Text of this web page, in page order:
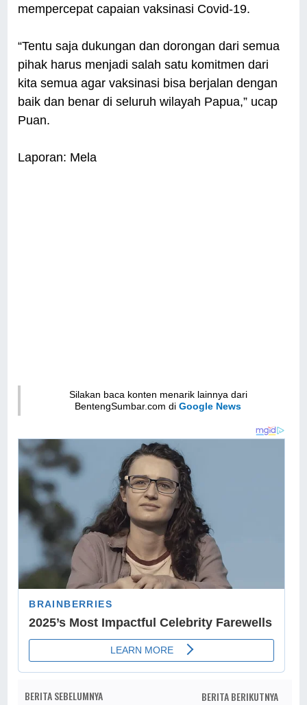
mempercepat capaian vaksinasi Covid-19.
“Tentu saja dukungan dan dorongan dari semua
pihak harus menjadi salah satu komitmen dari
kita semua agar vaksinasi bisa berjalan dengan
baik dan benar di seluruh wilayah Papua,” ucap
Puan.
Laporan: Mela
Silakan baca konten menarik lainnya dari
BentengSumbar.com diGoogle News
BERITA SEBELUMNYA BERITA BERIKUTNYA